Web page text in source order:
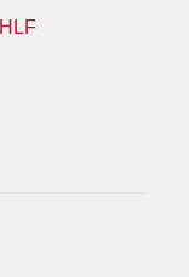
HLF